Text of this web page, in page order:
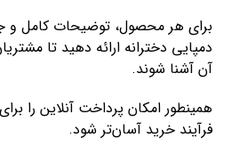
برای هر محصول، توضیحات کامل و
دمپایی دخترانه ارائه دهید تا
آن آشنا شوند.
همینطور امکان پرداخت آنلاین را
فرآیند خرید آسان‌تر شود.